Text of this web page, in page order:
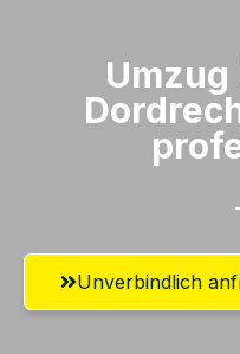
Umzug
Unverbindlich